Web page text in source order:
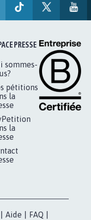
PRESSE
sommes-
pétitions
la
la
Aide FAQ